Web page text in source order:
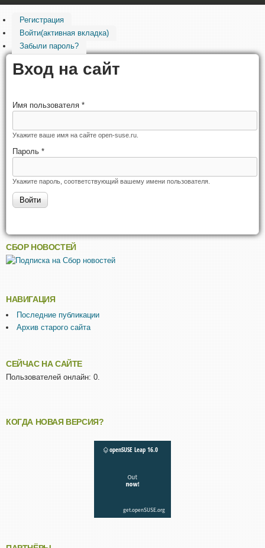
Регистрация
Войти(активная вкладка)
Забыли пароль?
Вход на сайт
Имя пользователя *
Укажите ваше имя на сайте open-suse.ru.
Пароль *
Укажите пароль, соответствующий вашему имени пользователя.
СБОР НОВОСТЕЙ
НАВИГАЦИЯ
Последние публикации
Архив старого сайта
СЕЙЧАС НА САЙТЕ
Пользователей онлайн: 0.
КОГДА НОВАЯ ВЕРСИЯ?